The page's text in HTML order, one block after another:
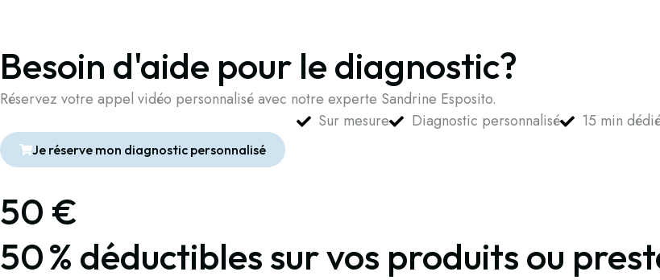
Besoin d'aide pour le diagnostic?
Réservez votre appel vidéo personnalisé avec notre experte Sandrine Esposito.
Sur mesure
Diagnostic personnalisé 15 min
Je réserve mon diagnostic personnalisé
50 €
50 % déductibles sur vos produits ou